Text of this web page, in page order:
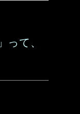
って、